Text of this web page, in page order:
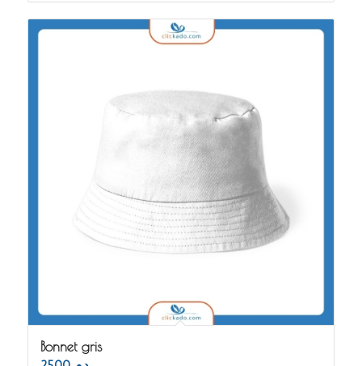
Bonnet gris